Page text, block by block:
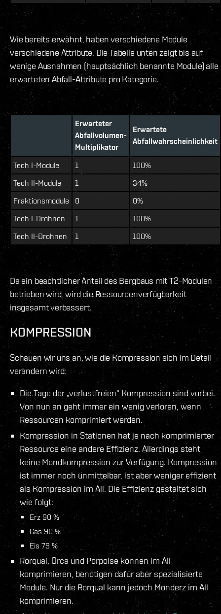
Wie bereits erwähnt, haben verschiedene Module
verschiedene Attribute. Die Tabelle unten zeigt bis auf
wenige Ausnahmen (hauptsächlich benannte Module) alle
erwarteten Abfall-Attribute pro Kategorie.
Erwarteter
Abfallvolumen-
Multiplikator
Erwartete
Abfallwahrscheinlichkeit
Tech I-Module 1
100%
Tech II-Module
1
34%
Fraktionsmodule
0
0%
Tech I-Drohnen
1
100%
Tech II-Drohnen
1 100%
Da ein beachtlicher Anteil des Bergbaus mit T2-Modulen
betrieben wird, wird die Ressourcenverfügbarkeit
insgesamt verbessert.
KOMPRESSION
Schauen wir uns an, wie die Kompression sich im Detail
verändern wird:
Die Tage der „verlustfreien“ Kompression sind vorbei.
Von nun an geht immer ein wenig verloren, wenn
Ressourcen komprimiert werden.
Kompression in Stationen hat je nach komprimierter
Ressource eine andere Effizienz. Allerdings steht
keine Mondkompression zur Verfügung. Kompression
ist immer noch unmittelbar, ist aber weniger effizient
als Kompression im All. Die Effizienz gestaltet sich
wie folgt:
Erz 90 %
Gas 90 %
Eis 79 %
Rorqual, Orca und Porpoise können im All
komprimieren, benötigen dafür aber spezialisierte
Module. Nur die Rorqual kann jedoch Monderz im All
komprimieren.